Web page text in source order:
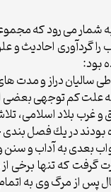
به شمار مى رود كه
گردآورى احاديث
بود:
ساليان دراز و مدت
علت كم توجهى بعضى
غرب بلاد اسلامى،
بعدى به آداب و